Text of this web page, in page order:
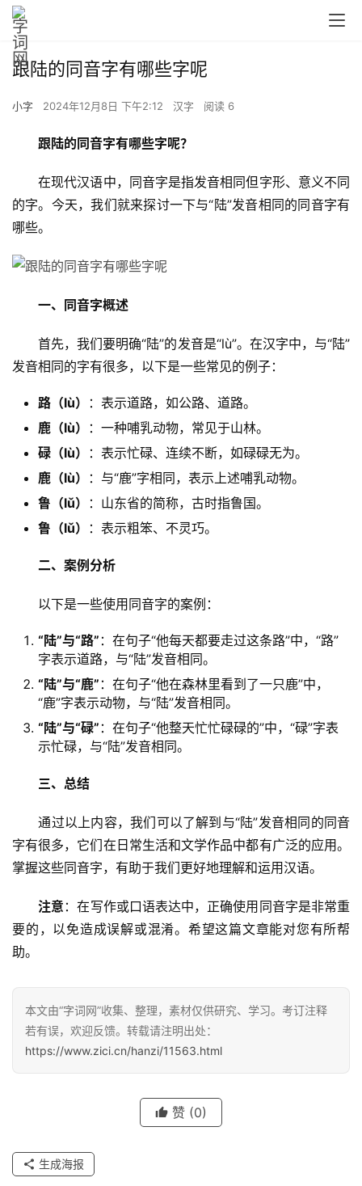
组
词
跟陆的同音字有哪些字呢
小字 2024年12月8日 下午2:12 汉字 阅读 6
跟陆的同音字有哪些字呢？
在现代汉语中，同音字是指发音相同但字形、意义不同
的字。今天，我们就来探讨一下与“陆”发音相同的同音字有
哪些。
一、同音字概述
首先，我们要明确“陆”的发音是“lù”。在汉字中，与“陆”
发音相同的字有很多，以下是一些常见的例子：
路（lù）
：表示道路，如公路、道路。
鹿（lù）
：一种哺乳动物，常见于山林。
碌（lù）
：表示忙碌、连续不断，如碌碌无为。
鹿（lù）
：与“鹿”字相同，表示上述哺乳动物。
鲁（lǔ）
：山东省的简称，古时指鲁国。
鲁（lǔ）
：表示粗笨、不灵巧。
二、案例分析
以下是一些使用同音字的案例：
“陆”与“路” ：在句子“他每天都要走过这条路”中，“路”
字表示道路，与“陆”发音相同。
“陆”与“鹿” ：在句子“他在森林里看到了一只鹿”中，
“鹿”字表示动物，与“陆”发音相同。
“陆”与“碌” ：在句子“他整天忙忙碌碌的”中，“碌”字表
示忙碌，与“陆”发音相同。
三、总结
通过以上内容，我们可以了解到与“陆”发音相同的同音
字有很多，它们在日常生活和文学作品中都有广泛的应用。
掌握这些同音字，有助于我们更好地理解和运用汉语。
注意 ：在写作或口语表达中，正确使用同音字是非常重
要的，以免造成误解或混淆。希望这篇文章能对您有所帮
助。
本文由“字词网”收集、整理，素材仅供研究、学习。考订注释
若有误，欢迎反馈。转载请注明出处：
https://www.zici.cn/hanzi/11563.html
赞 (0)
生成海报